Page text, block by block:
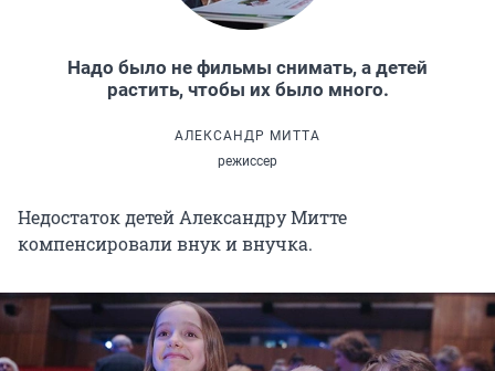
Надо было не фильмы снимать, а детей
растить, чтобы их было много.
АЛЕКСАНДР МИТТА
режиссер
Недостаток детей Александру Митте
компенсировали внук и внучка.